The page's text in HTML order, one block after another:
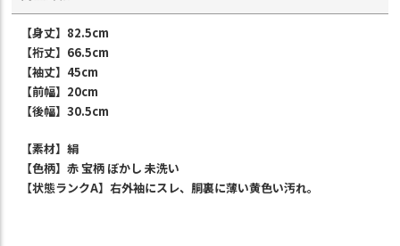
【身丈】82.5cm
【裄丈】66.5cm
【袖丈】45cm
【前幅】20cm
【後幅】30.5cm
【素材】絹
【色柄】赤 宝柄 ぼかし 未洗い
【状態ランクA】右外袖にスレ、胴裏に薄い黄色い汚れ。